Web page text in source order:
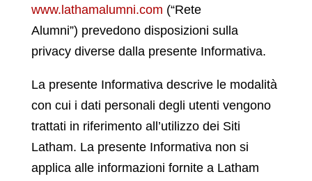
www.lathamalumni.com (“Rete
Alumni”) prevedono disposizioni sulla
privacy diverse dalla presente Informativa.
La presente Informativa descrive le modalità
con cui i dati personali degli utenti vengono
trattati in riferimento all’utilizzo dei Siti
Latham. La presente Informativa non si
applica alle informazioni fornite a Latham